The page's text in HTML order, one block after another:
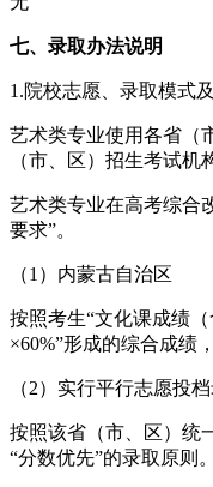
七、录取办法说明
1.院校志愿、录取模式
艺术类专业使用各省（
（市、区）招生考试机
艺术类专业在高考综合
要求”。
（1）内蒙古自治区
按照考生“文化课成绩
×60%”形成的综合成绩
（2）实行平行志愿投
按照该省（市、区）统
“分数优先”的录取原则。